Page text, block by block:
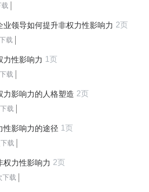
业领导如何提升非权力性影响力 2页
载
力性影响力 1页
载
力影响力的人格塑造 2页
载
性影响力的途径 1页
载
权力性影响力 2页
下载